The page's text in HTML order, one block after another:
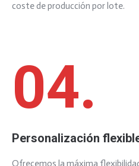
coste de producción por lote.
04.
Personalización
Ofrecemos la máxima